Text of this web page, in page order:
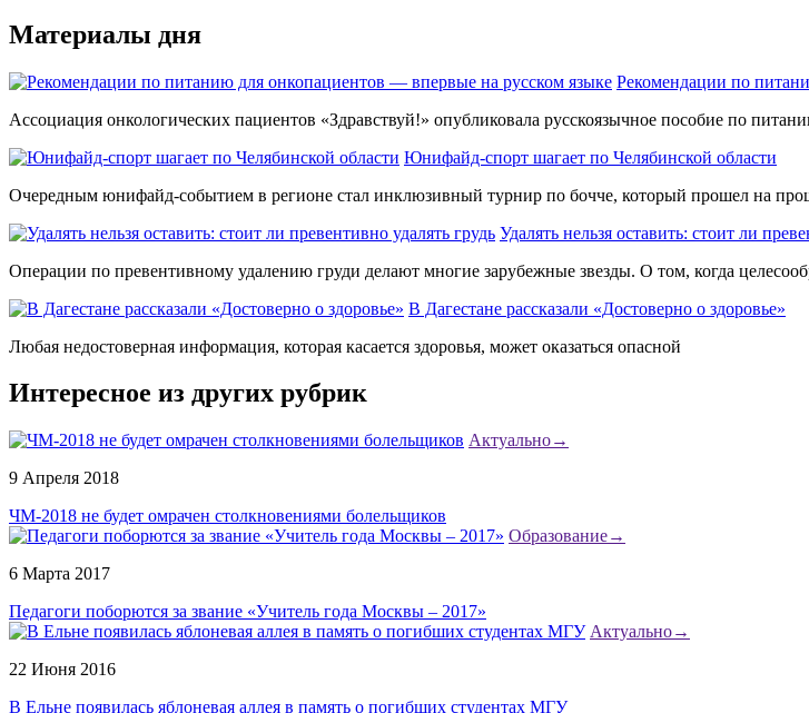
Материалы дня
Рекомендации по
Ассоциация онкологических пациентов «Здравствуй!» опубликовала русскоязычное пособие по
Юнифайд-спорт шагает по Челябинской области
Очередным юнифайд-событием в регионе стал инклюзивный турнир по бочче, который прошел на
Удалять нельзя оставить: стоит ли
Операции по превентивному удалению груди делают многие зарубежные звезды. О том, когда
В Дагестане рассказали «Достоверно о здоровье»
Любая недостоверная информация, которая касается здоровья, может оказаться опасной
Интересное из других рубрик
Актуально→
9 Апреля 2018
ЧМ-2018 не будет омрачен столкновениями болельщиков
Образование→
6 Марта 2017
Педагоги поборются за звание «Учитель года Москвы – 2017»
Актуально→
22 Июня 2016
В Ельне появилась яблоневая аллея в память о погибших студентах МГУ